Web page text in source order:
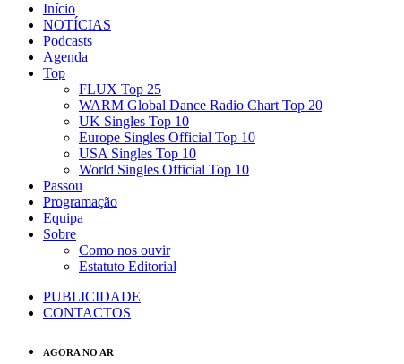
Início
NOTÍCIAS
Podcasts
Agenda
Top
FLUX Top 25
WARM Global Dance Radio Chart Top 20
UK Singles Top 10
Europe Singles Official Top 10
USA Singles Top 10
World Singles Official Top 10
Passou
Programação
Equipa
Sobre
Como nos ouvir
Estatuto Editorial
PUBLICIDADE
CONTACTOS
AGORA NO AR